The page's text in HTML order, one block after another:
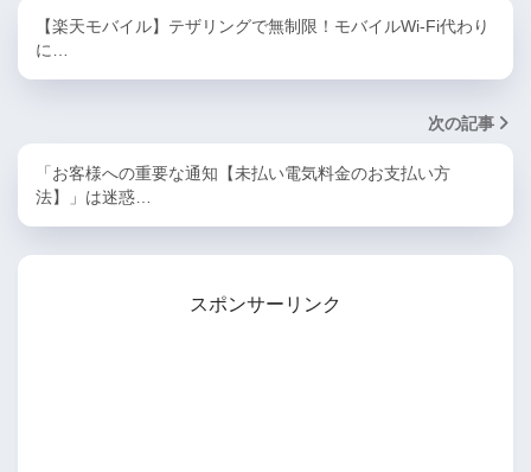
【楽天モバイル】テザリングで無制限！モバイルWi-Fi代わり
に…
次の記事
「お客様への重要な通知【未払い電気料金のお支払い方
法】」は迷惑…
スポンサーリンク